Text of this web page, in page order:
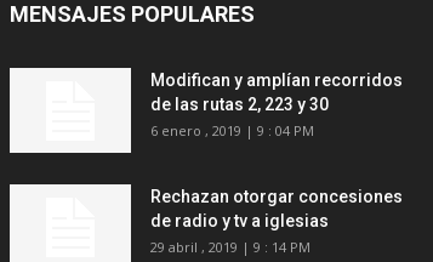
MENSAJES POPULARES
Modifican y amplían recorridos
de las rutas 2, 223 y 30
6 enero , 2019 | 9 : 04 PM
Rechazan otorgar concesiones
de radio y tv a iglesias
29 abril , 2019 | 9 : 14 PM